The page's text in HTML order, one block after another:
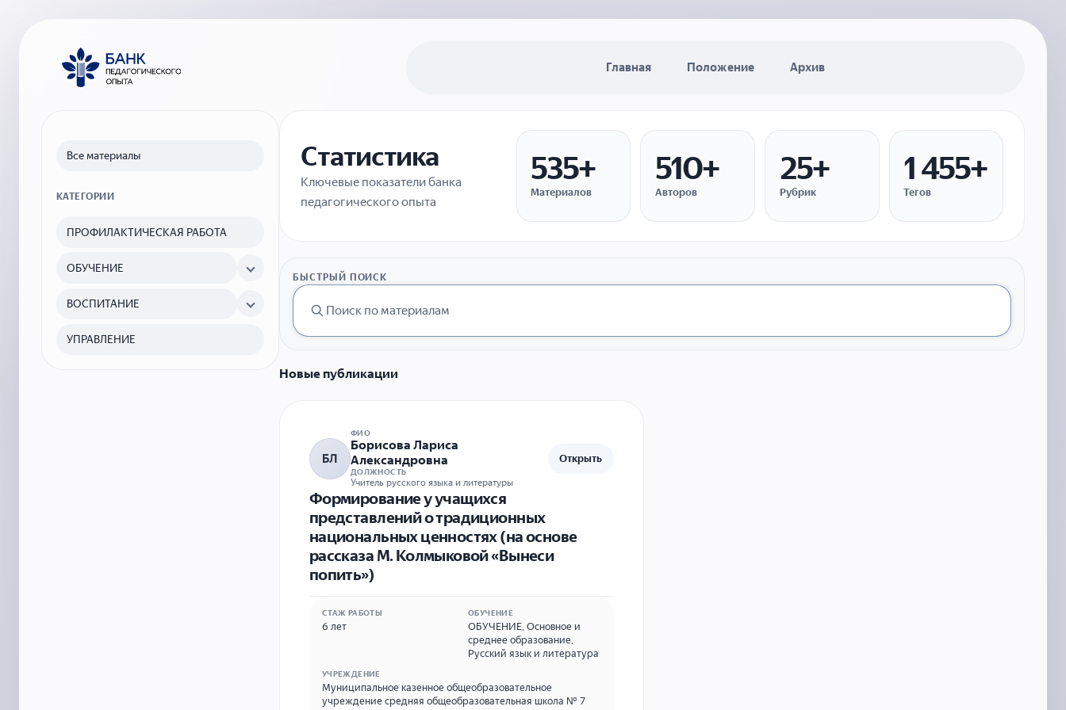
Главная Положение Архив
Все материалы
КАТЕГОРИИ
ПРОФИЛАКТИЧЕСКАЯ РАБОТА
ОБУЧЕНИЕ
ВОСПИТАНИЕ
УПРАВЛЕНИЕ
Статистика
Ключевые показатели банка
педагогического опыта
535+
Материалов
510+
Авторов
25+
Рубрик
1 455+
Тегов
БЫСТРЫЙ ПОИСК
Новые публикации
БЛ
ФИО
Борисова Лариса
Александровна
ДОЛЖНОСТЬ
Учитель русского языка и литературы
Открыть
Формирование у учащихся
представлений о традиционных
национальных ценностях (на основе
рассказа М. Колмыковой «Вынеси
попить»)
СТАЖ РАБОТЫ
6 лет
ОБУЧЕНИЕ
ОБУЧЕНИЕ Основное и
среднее образование
Русский язык и литература
УЧРЕЖДЕНИЕ
Муниципальное казенное общеобразовательное
учреждение средняя общеобразовательная школа № 7